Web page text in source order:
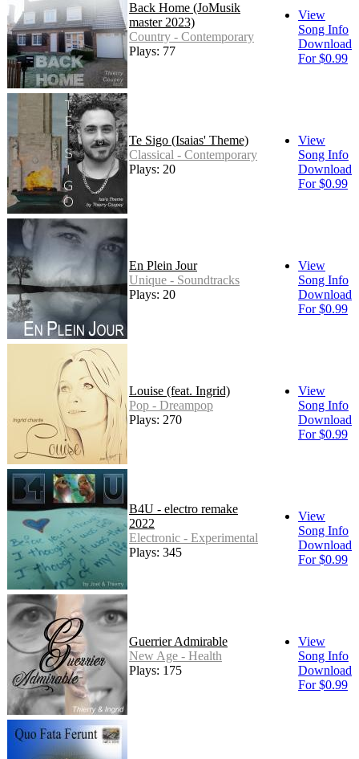
Back Home (JoMusik
master 2023)
Country - Contemporary
Plays: 77
View
Song Info
Download
For $0.99
Te Sigo (Isaias' Theme)
Classical - Contemporary
Plays: 20
View
Song Info
Download
For $0.99
En Plein Jour
Unique - Soundtracks
Plays: 20
View
Song Info
Download
For $0.99
Louise (feat. Ingrid)
Pop - Dreampop
Plays: 270
View
Song Info
Download
For $0.99
B4U - electro remake
2022
Electronic - Experimental
Plays: 345
View
Song Info
Download
For $0.99
Guerrier Admirable
New Age - Health
Plays: 175
View
Song Info
Download
For $0.99